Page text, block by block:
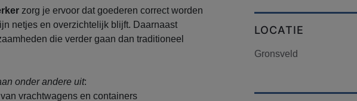
zorg je ervoor dat goederen correct worden
netjes en overzichtelijk blijft. Daarnaast
die verder gaan dan traditioneel
onder andere uit:
vrachtwagens en containers
LOCATIE
Gronsveld